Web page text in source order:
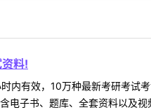
料!
内有效，10万种最新考研考试
电子书、题库、全套资料以及